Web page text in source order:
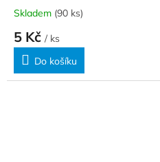
Skladem (90 ks)
5 Kč / ks
Do košíku